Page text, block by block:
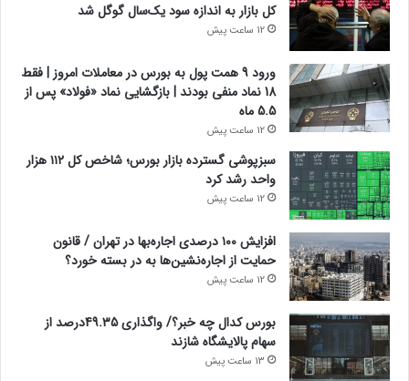
کل بازار به اندازه سود یک‌سال گوگل شد
12 ساعت پیش
ورود 9 همت پول به بورس در معاملات امروز | فقط
18 نماد منفی بودند | بازگشایی نماد «فولاد» پس از
5.5 ماه
12 ساعت پیش
سبزپوشی گسترده بازار بورس؛ شاخص کل ۱۱۲ هزار
واحد رشد کرد
12 ساعت پیش
افزایش ۱۰۰ درصدی اجاره‌بها در تهران / قانون
حمایت از اجاره‌نشین‌ها به در بسته خورد؟
12 ساعت پیش
بورس کدال چه خبر؟/ واگذاری 49.35درصد از
سهام پالایشگاه شازند
13 ساعت پیش